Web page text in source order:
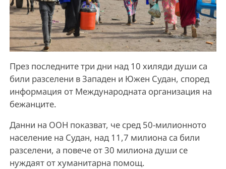
През последните три дни над 10 хиляди души са
били разселени в Западен и Южен Судан, според
информация от Международната организация на
бежанците.
Данни на ООН показват, че сред 50-милионното
население на Судан, над 11,7 милиона са били
разселени, а повече от 30 милиона души се
нуждаят от хуманитарна помощ.